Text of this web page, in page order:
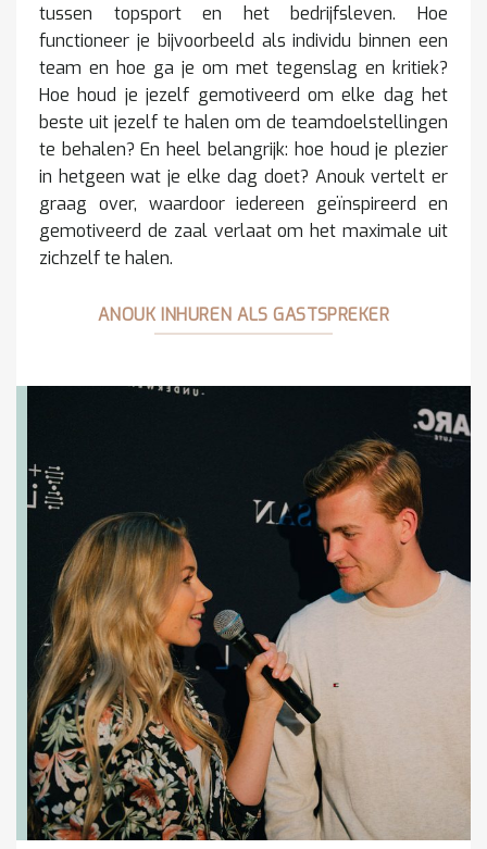
tussen topsport en het bedrijfsleven. Hoe
functioneer je bijvoorbeeld als individu binnen een
team en hoe ga je om met tegenslag en kritiek?
Hoe houd je jezelf gemotiveerd om elke dag het
beste uit jezelf te halen om de teamdoelstellingen
te behalen? En heel belangrijk: hoe houd je plezier
in hetgeen wat je elke dag doet? Anouk vertelt er
graag over, waardoor iedereen geïnspireerd en
gemotiveerd de zaal verlaat om het maximale uit
zichzelf te halen.
ANOUK INHUREN ALS GASTSPREKER